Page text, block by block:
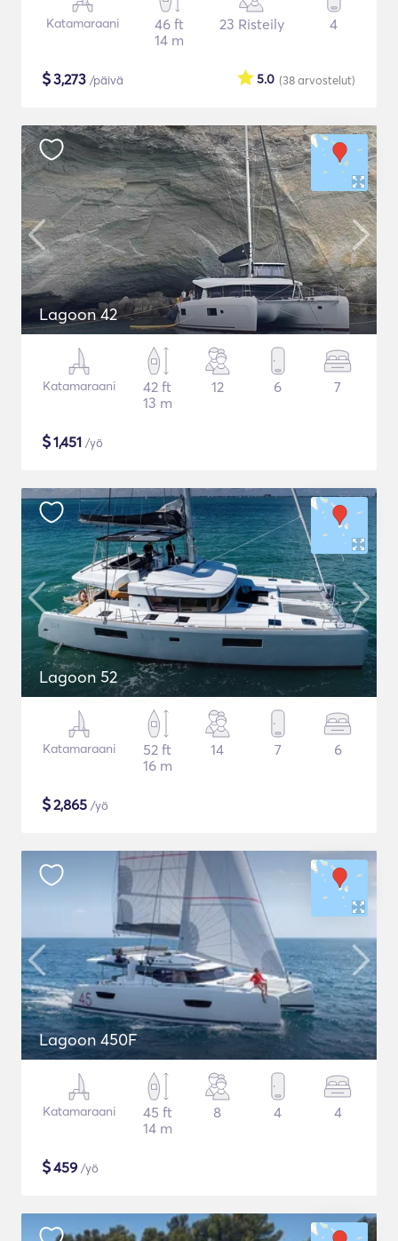
Katamaraani
46 ft
14 m
23 Risteily 4
$3,273 /päivä (38arvostelut)
5.0
Lagoon 42
Katamaraani
42 ft
13 m
12 6 7
$1,451 /yö
Lagoon 52
Katamaraani
52 ft
16 m
14 7 6
$2,865 /yö
Lagoon 450F
Katamaraani
45 ft
14 m
8 4 4
$459 /yö